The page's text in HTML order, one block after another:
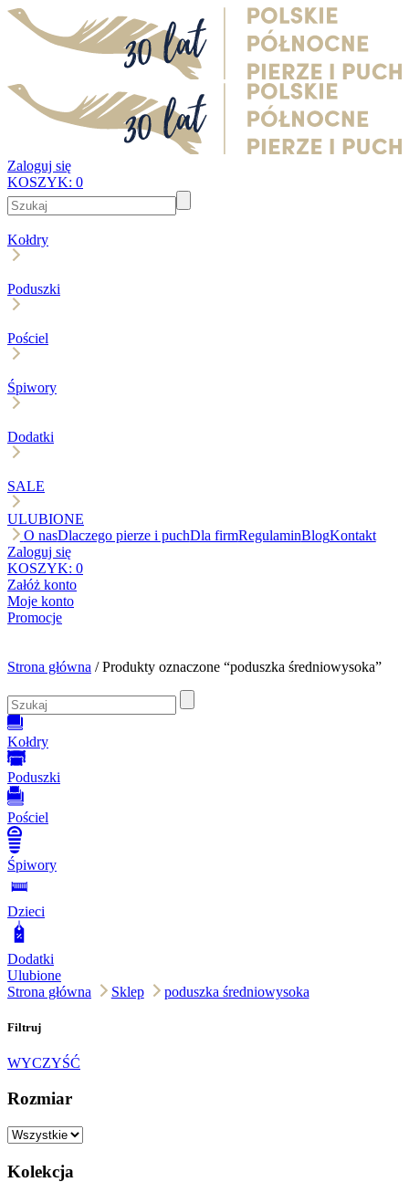
Zaloguj się
KOSZYK: 0
Kołdry
Poduszki
Pościel
Śpiwory
Dodatki
SALE
ULUBIONE
O nasDlaczego pierze i puchDla firmRegulaminBlogKontakt
Zaloguj się
KOSZYK: 0
Załóż konto
Moje konto
Promocje
Strona główna / Produkty oznaczone “poduszka średniowysoka”
Kołdry
Poduszki
Pościel
Śpiwory
Dzieci
Dodatki
Ulubione
Strona główna
Sklep poduszka średniowysoka
Filtruj
WYCZYŚĆ
Rozmiar
Kolekcja